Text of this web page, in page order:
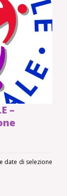
–
date di selezione